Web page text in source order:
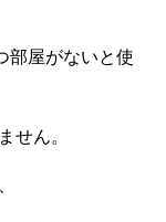
部屋がないと使
せん。